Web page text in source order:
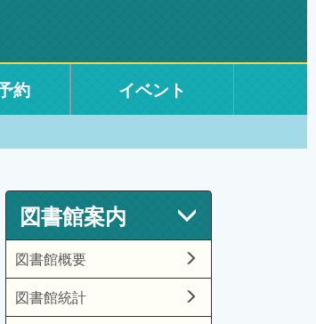
約 イベント
図書館案内
図書館概要
図書館統計